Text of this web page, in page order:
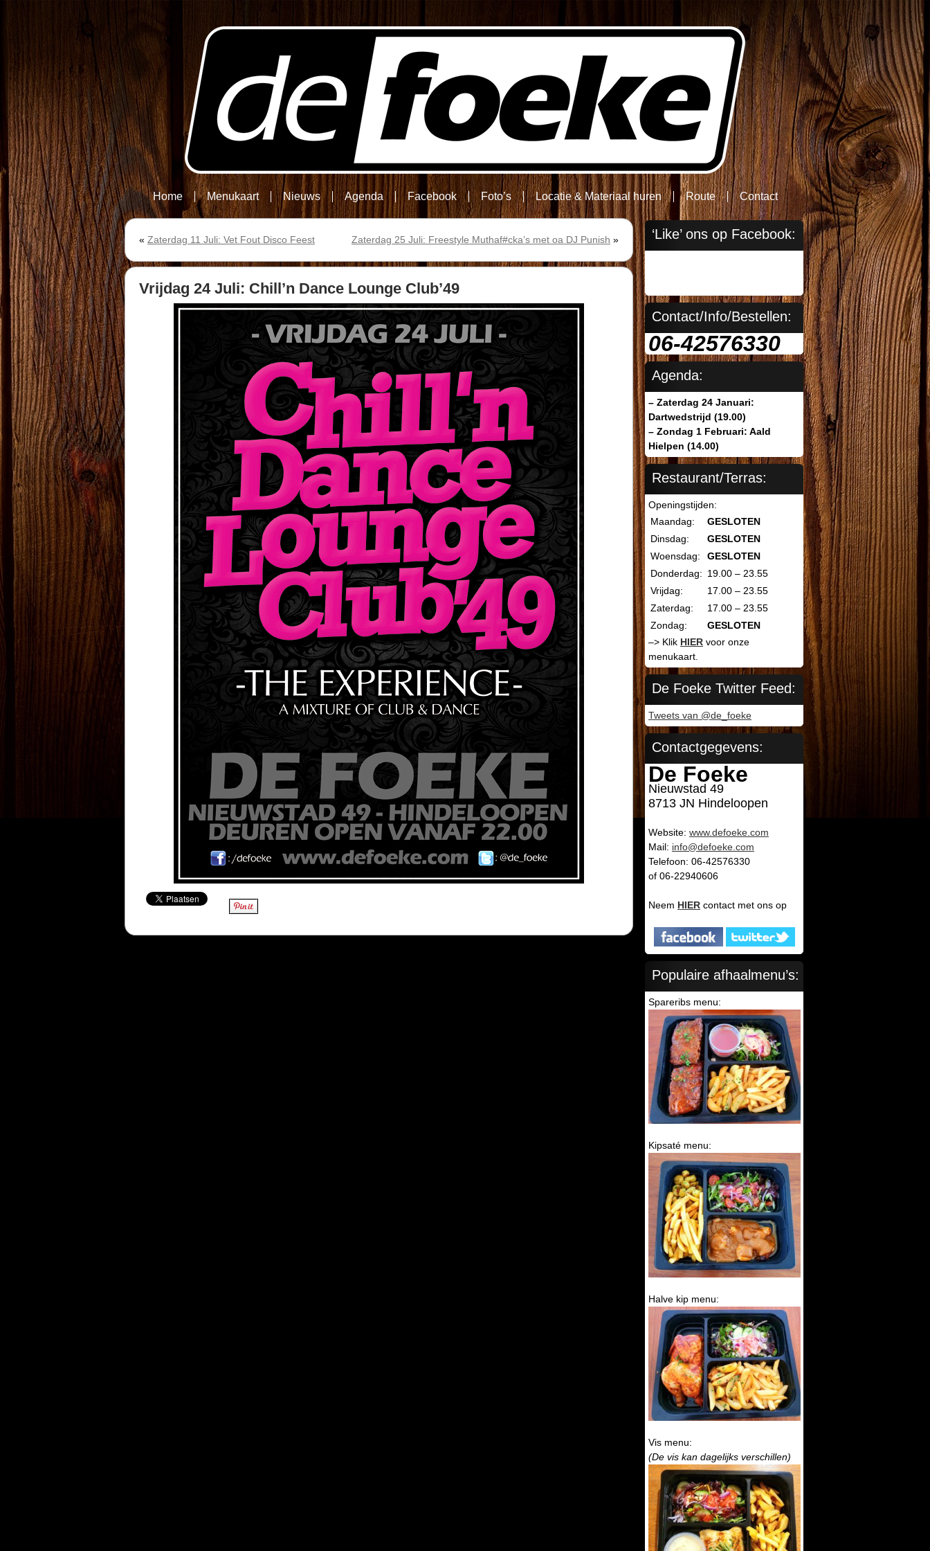
Home Menukaart Nieuws Agenda Facebook Foto’s Locatie & Materiaal huren Route Contact
« Zaterdag 11 Juli: Vet Fout Disco Feest Zaterdag 25 Juli: Freestyle Muthaf#cka’s met oa DJ Punish »
Vrijdag 24 Juli: Chill’n Dance Lounge Club’49
‘Like’ ons op Facebook:
Contact/Info/Bestellen:
06-42576330
Agenda:
– Zaterdag 24 Januari:
Dartwedstrijd (19.00)
– Zondag 1 Februari: Aald
Hielpen (14.00)
Restaurant/Terras:
Openingstijden:
Maandag:
GESLOTEN
Dinsdag:
GESLOTEN
Woensdag:
GESLOTEN
Donderdag: 19.00 – 23.55
Vrijdag:
17.00 – 23.55
Zaterdag:
17.00 – 23.55
Zondag:
GESLOTEN
–> Klik HIER voor onze
menukaart.
De Foeke Twitter Feed:
Tweets van @de_foeke
Contactgegevens:
De Foeke
Nieuwstad 49
8713 JN Hindeloopen
Website: www.defoeke.com
Mail: info@defoeke.com
Telefoon: 06-42576330
of 06-22940606
Neem HIER contact met ons op
Populaire afhaalmenu’s:
Spareribs menu:
Kipsaté menu:
Halve kip menu:
Vis menu:
(De vis kan dagelijks verschillen)